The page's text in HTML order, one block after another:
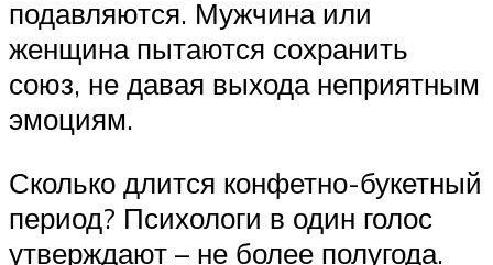
подавляются. Мужчина или
женщина пытаются сохранить
союз, не давая выхода неприятным
эмоциям.
Сколько длится конфетно-букетный
период? Психологи в один голос
утверждают – не более полугода.